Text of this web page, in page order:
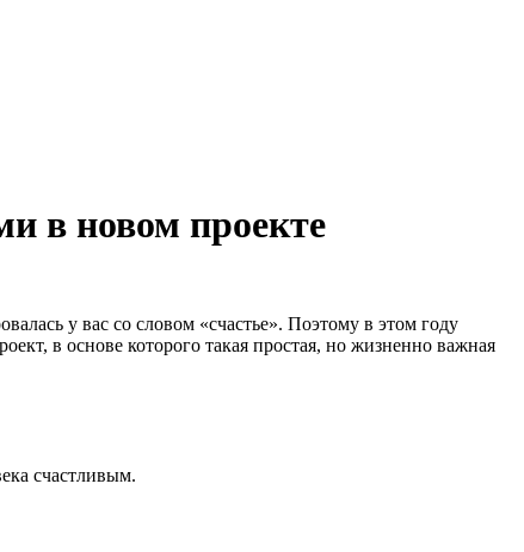
в новом проекте
у вас со словом «счастье». Поэтому в этом году
в основе которого такая простая, но жизненно важная
счастливым.